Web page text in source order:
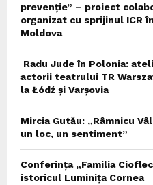
prevenție” – proiect
organizat cu sprijinul ICR
Moldova
Radu Jude în Polonia:
actorii teatrului TR
la Łódź și Varșovia
Mircia Gutău: „Râmnicu
un loc, un sentiment”
Conferința „Familia
istoricul Luminița Cornea